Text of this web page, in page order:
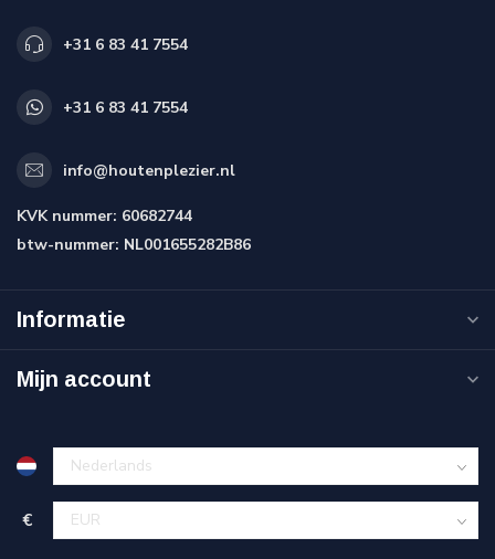
+31 6 83 41 7554
+31 6 83 41 7554
info@houtenplezier.nl
KVK nummer: 60682744
btw-nummer: NL001655282B86
Informatie
Mijn account
€